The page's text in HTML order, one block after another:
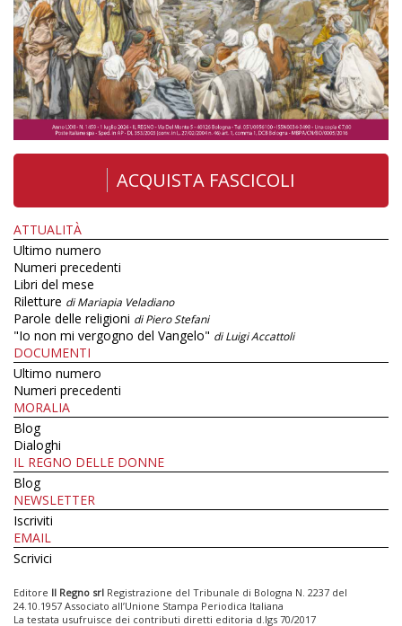
ACQUISTA FASCICOLI
ATTUALITÀ
Ultimo numero
Numeri precedenti
Libri del mese
Riletture di Mariapia Veladiano
Parole delle religioni di Piero Stefani
"Io non mi vergogno del Vangelo" di Luigi Accattoli
DOCUMENTI
Ultimo numero
Numeri precedenti
MORALIA
Blog
Dialoghi
IL REGNO DELLE DONNE
Blog
NEWSLETTER
Iscriviti
EMAIL
Scrivici
Editore Il Regno srl Registrazione del Tribunale di Bologna N. 2237 del
24.10.1957 Associato all’Unione Stampa Periodica Italiana
La testata usufruisce dei contributi diretti editoria d.lgs 70/2017